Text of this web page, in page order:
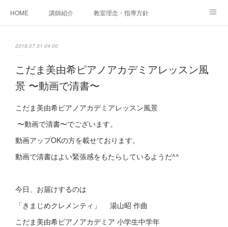
HOME 講師紹介 教室理念・指導方針
ご相談・体験レッスンお申し込み
アクセス
2018.07.31 04:00
こだま美由希ピアノアカデミアレッスン風
景 〜動画で清書〜
こだま美由希ピアノアカデミアレッスン風景
〜動画で清書〜でございます。
動画アップOKの方を載せております。
動画で清書はよい緊張感をもたらしているようだ^^
今日、お届けするのは
「きまじめクレメンティ」 湯山昭 作曲
こだま美由希ピアノアカデミア 小学生中学年